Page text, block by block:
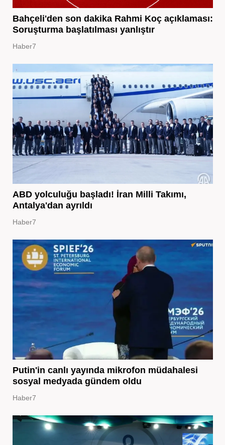
Bahçeli'den son dakika Rahmi Koç açıklaması:
Soruşturma başlatılması yanlıştır
Haber7
ABD yolculuğu başladı! İran Milli Takımı,
Antalya'dan ayrıldı
Haber7
Putin'in canlı yayında mikrofon müdahalesi
sosyal medyada gündem oldu
Haber7